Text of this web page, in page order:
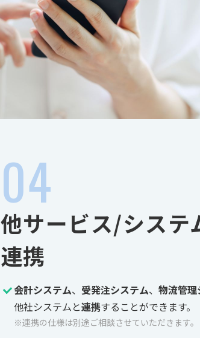
他サービス/システ
連携
会計システム、 受発注システム、 物流管理
他社システムと連携することができます。
※連携の仕様は別途ご相談させていただきます。